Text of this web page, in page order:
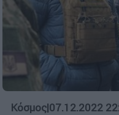
Κόσμος|07.12.2022